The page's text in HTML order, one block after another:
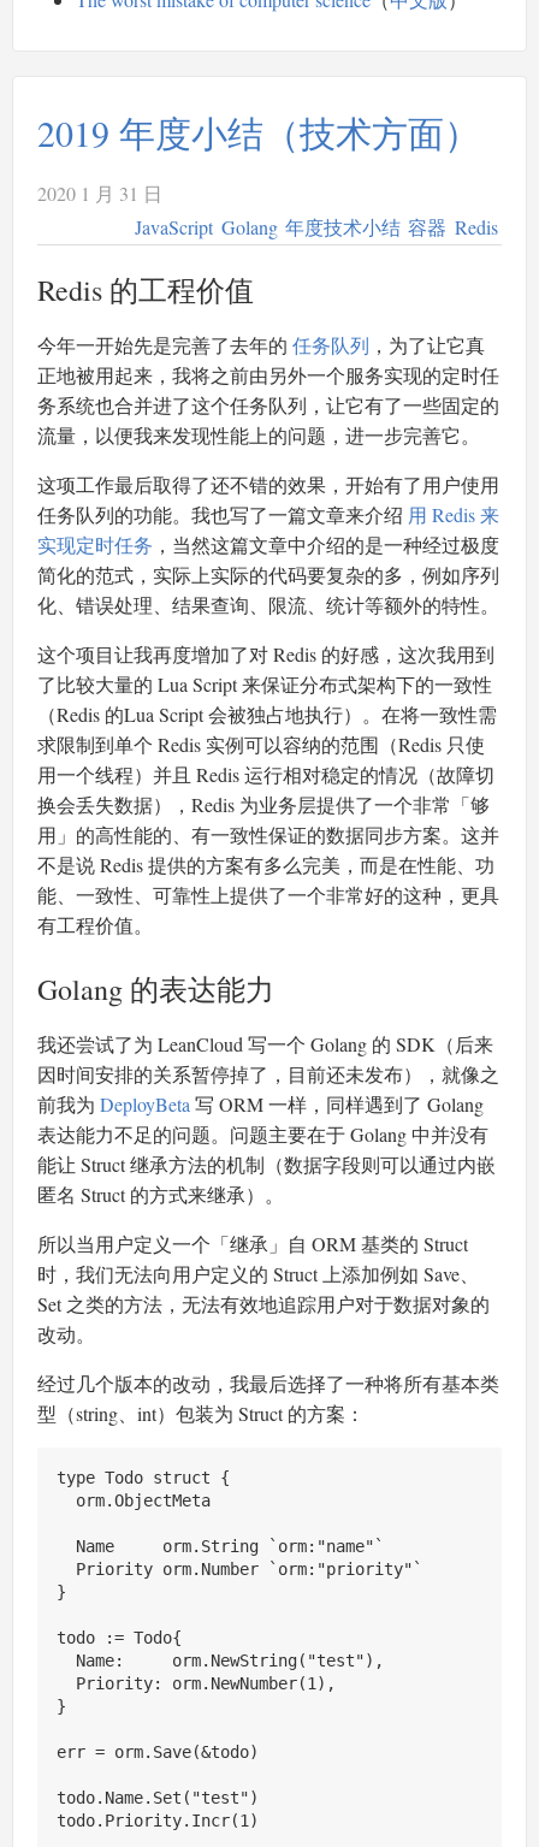
2019 年度小结（技术方面）
2020 1 月 31 日
JavaScript Golang 年度技术小结 容器 Redis
Redis 的工程价值
今年一开始先是完善了去年的 任务队列 ，为了让它真
正地被用起来，我将之前由另外一个服务实现的定时任
务系统也合并进了这个任务队列，让它有了一些固定的
流量，以便我来发现性能上的问题，进一步完善它。
这项工作最后取得了还不错的效果，开始有了用户使用
任务队列的功能。我也写了一篇文章来介绍 用 Redis 来
实现定时任务 ，当然这篇文章中介绍的是一种经过极度
简化的范式，实际上实际的代码要复杂的多，例如序列
化、错误处理、结果查询、限流、统计等额外的特性。
这个项目让我再度增加了对 Redis 的好感，这次我用到
了比较大量的 Lua Script 来保证分布式架构下的一致性
（Redis 的Lua Script 会被独占地执行）。在将一致性需
求限制到单个 Redis 实例可以容纳的范围（Redis 只使
用一个线程）并且 Redis 运行相对稳定的情况（故障切
换会丢失数据），Redis 为业务层提供了一个非常「够
用」的高性能的、有一致性保证的数据同步方案。这并
不是说 Redis 提供的方案有多么完美，而是在性能、功
能、一致性、可靠性上提供了一个非常好的这种，更具
有工程价值。
Golang 的表达能力
我还尝试了为 LeanCloud 写一个 Golang 的 SDK（后来
因时间安排的关系暂停掉了，目前还未发布），就像之
前我为 DeployBeta 写 ORM 一样，同样遇到了 Golang
表达能力不足的问题。问题主要在于 Golang 中并没有
能让 Struct 继承方法的机制（数据字段则可以通过内嵌
匿名 Struct 的方式来继承）。
所以当用户定义一个「继承」自 ORM 基类的 Struct
时，我们无法向用户定义的 Struct 上添加例如 Save、
Set 之类的方法，无法有效地追踪用户对于数据对象的
改动。
经过几个版本的改动，我最后选择了一种将所有基本类
型（string、int）包装为 Struct 的方案：
type Todo struct {
  orm.ObjectMeta
  Name     orm.String `orm:"name"`
  Priority orm.Number `orm:"priority"`
}
todo := Todo{
  Name:     orm.NewString("test"),
  Priority: orm.NewNumber(1),
}
err = orm.Save(&todo)
todo.Name.Set("test")
todo.Priority.Incr(1)